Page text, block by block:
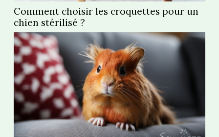
Comment choisir les croquettes pour un
chien stérilisé ?